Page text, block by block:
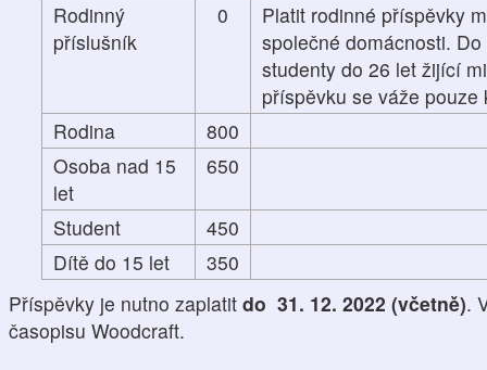
Rodinný
příslušník
0
Platit rodinné příspěvky
společné domácnosti.
studenty do 26 let žijící
příspěvku se váže
Rodina
800
Osoba nad 15
let
650
Student
450
Dítě do 15 let
350
Příspěvky je nutno zaplatit do 31. 12. 2022 (včetně).
časopisu Woodcraft.